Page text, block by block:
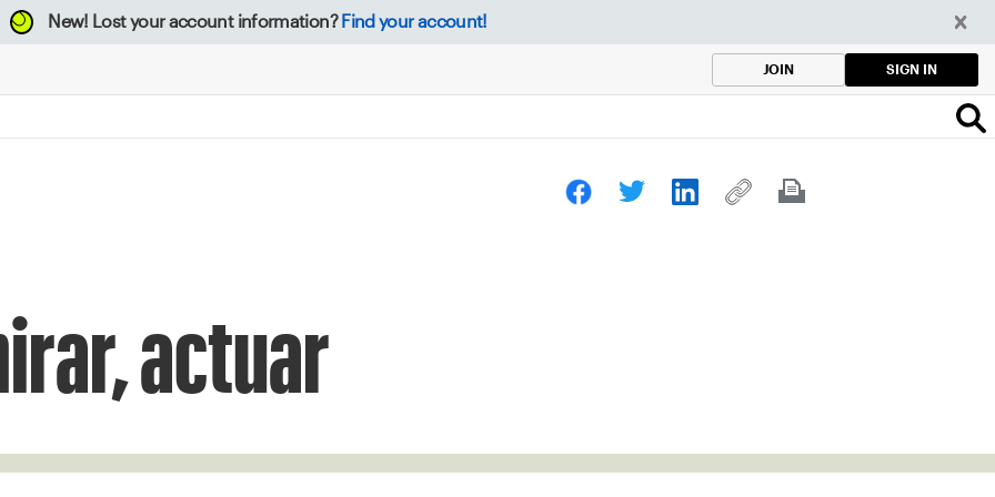
New! Lost your account information? Find your account!
JOIN SIGN IN
actuar